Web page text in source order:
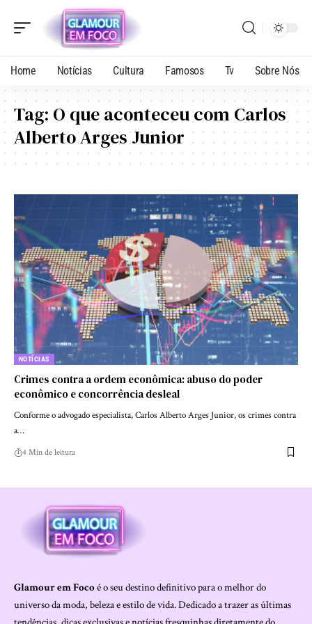
Home Notícias Cultura Famosos Tv Sobre Nós
Tag: O que aconteceu com Carlos
Alberto Arges Junior
NOTÍCIAS
Crimes contra a ordem econômica: abuso do poder
econômico e concorrência desleal
Conforme o advogado especialista, Carlos Alberto Arges Junior, os crimes contra
a…
4 Min de leitura
Glamour em Focoé o seu destino definitivo para o melhor do
universo da moda, beleza e estilo de vida. Dedicado a trazer as últimas